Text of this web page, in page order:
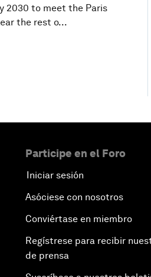
2030 to meet the Paris
the rest o...
Participe en el Foro
Iniciar sesión
Asóciese con nosotros
Conviértase en miembro
Regístrese para recibir
de prensa